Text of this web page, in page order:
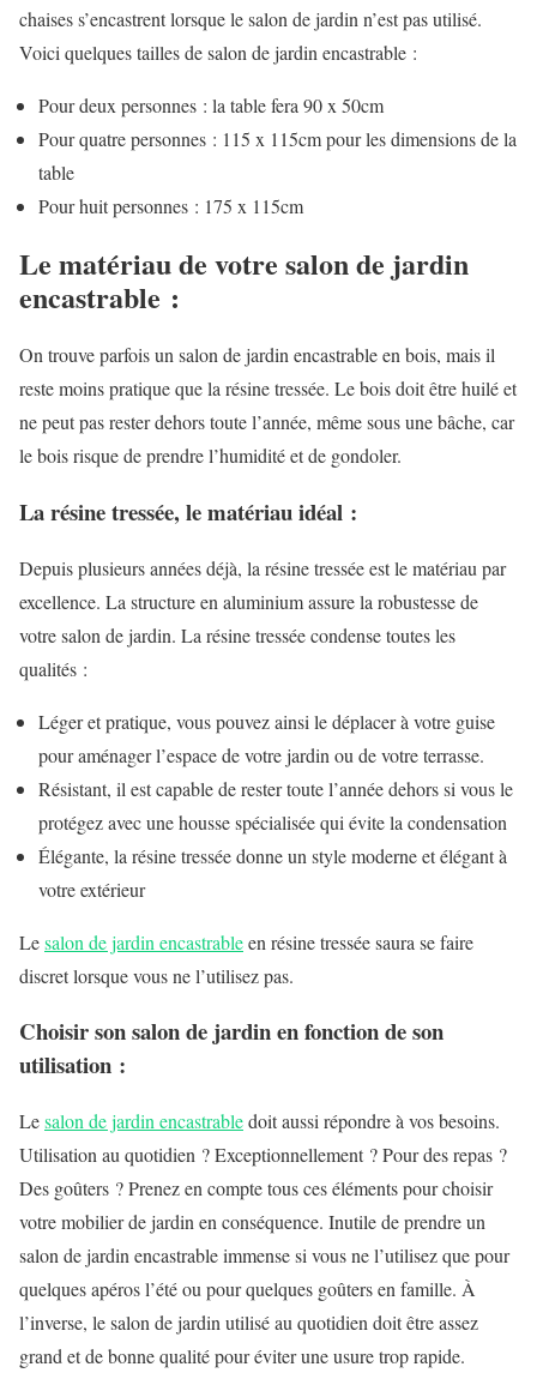
chaises s’encastrent lorsque le salon de jardin n’est pas utilisé.
Voici quelques tailles de salon de jardin encastrable :
Pour deux personnes : la table fera 90 x 50cm
Pour quatre personnes : 115 x 115cm pour les dimensions de la
table
Pour huit personnes : 175 x 115cm
Le matériau de votre salon de jardin
encastrable :
On trouve parfois un salon de jardin encastrable en bois, mais il
reste moins pratique que la résine tressée. Le bois doit être huilé et
ne peut pas rester dehors toute l’année, même sous une bâche, car
le bois risque de prendre l’humidité et de gondoler.
La résine tressée, le matériau idéal :
Depuis plusieurs années déjà, la résine tressée est le matériau par
excellence. La structure en aluminium assure la robustesse de
votre salon de jardin. La résine tressée condense toutes les
qualités :
Léger et pratique, vous pouvez ainsi le déplacer à votre guise
pour aménager l’espace de votre jardin ou de votre terrasse.
Résistant, il est capable de rester toute l’année dehors si vous le
protégez avec une housse spécialisée qui évite la condensation
Élégante, la résine tressée donne un style moderne et élégant à
votre extérieur
Lesalon de jardin encastrableen résine tressée saura se faire
discret lorsque vous ne l’utilisez pas.
Choisir son salon de jardin en fonction de son
utilisation :
Lesalon de jardin encastrabledoit aussi répondre à vos besoins.
Utilisation au quotidien ? Exceptionnellement ? Pour des repas ?
Des goûters ? Prenez en compte tous ces éléments pour choisir
votre mobilier de jardin en conséquence. Inutile de prendre un
salon de jardin encastrable immense si vous ne l’utilisez que pour
quelques apéros l’été ou pour quelques goûters en famille. À
l’inverse, le salon de jardin utilisé au quotidien doit être assez
grand et de bonne qualité pour éviter une usure trop rapide.